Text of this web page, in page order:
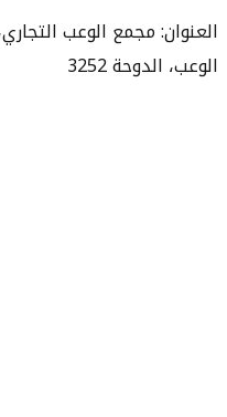
الوعب، الدوحة 3252